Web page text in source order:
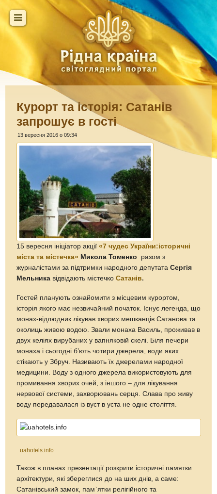
Курорт та історія: Сатанів
запрошує в гості
13 вересня 2016 о 09:34
15 вересня ініціатор акції«7 чудес України:історичні
міста та містечка» Микола Томенко разом з
журналістами за підтримки народного депутатаСергія
Мельника відвідають містечкоСатанів.
Гостей планують ознайомити з місцевим курортом,
історія якого має незвичайний початок. Існує легенда, що
монах-відлюдник лікував хворих мешканців Сатанова та
околиць живою водою. Звали монаха Василь, проживав в
двух келіях вирубаних у вапняковій скелі. Біля печери
монаха і сьогодні б’ють чотири джерела, води яких
стікають у Збруч. Називають їх джерелами народної
медицини. Воду з одного джерела використовують для
промивання хворих очей, з іншого – для лікування
нервової системи, захворювань серця. Слава про живу
воду передавалася із вуст в уста не одне століття.
uahotels.info
Також в планах презентації розкрити історичні памятки
архітектури, які збереглися до на ших днів, а саме:
Сатанівський замок, пам`ятки релігійного та